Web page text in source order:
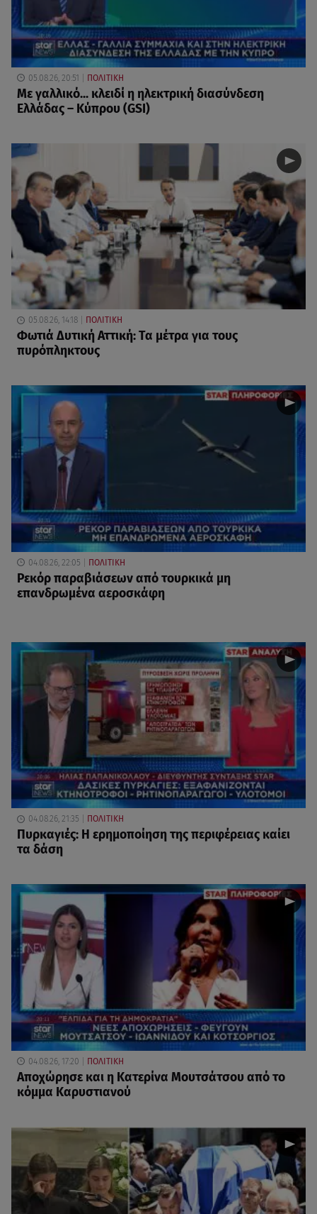
05.08.26, 20:51 ΠΟΛΙΤΙΚΗ
Με γαλλικό... κλειδί η ηλεκτρική διασύνδεση
Ελλάδας – Κύπρου (GSI)
05.08.26, 14:18 ΠΟΛΙΤΙΚΗ
Φωτιά Δυτική Αττική: Τα μέτρα για τους
πυρόπληκτους
04.08.26, 22:05 ΠΟΛΙΤΙΚΗ
Ρεκόρ παραβιάσεων από τουρκικά μη
επανδρωμένα αεροσκάφη
04.08.26, 21:35 ΠΟΛΙΤΙΚΗ
Πυρκαγιές: Η ερημοποίηση της περιφέρειας καίει
τα δάση
04.08.26, 17:20 ΠΟΛΙΤΙΚΗ
Αποχώρησε και η Κατερίνα Μουτσάτσου από το
κόμμα Καρυστιανού